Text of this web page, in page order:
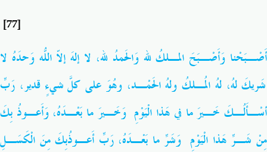
[77]
أَصْـبَحْنا وَأَصْـبَحَ المـلكُ لله وَالحَمدُ لله، لا إلهَ إلاّ اللّهُ وَحدَهُ لا
شَريكَ لهُ، لهُ المُـلكُ ولهُ الحَمْـد، وهُوَ على كلّ شَيءٍ قدير، رَبِّ
أسْـأَلُـكَ خَـيرَ ما في هَذا الْيَوْمِ وَخَـيرَ ما بَعْـدَهُ، وَأَعـوذُ بِكَ
مِنْ شَـرِّ هَذا الْيَوْمِ وَشَرِّ ما بَعْـدَهُ، رَبِّ أَعـوذُبِكَ مِنَ الْكَسَـلِ